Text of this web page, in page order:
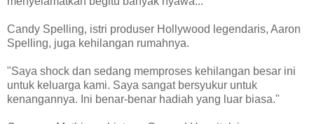
Candy Spelling, istri produser Hollywood legendaris, Aaron
Spelling, juga kehilangan rumahnya.
"Saya shock dan sedang memproses kehilangan besar ini
untuk keluarga kami. Saya sangat bersyukur untuk
kenangannya. Ini benar-benar hadiah yang luar biasa."